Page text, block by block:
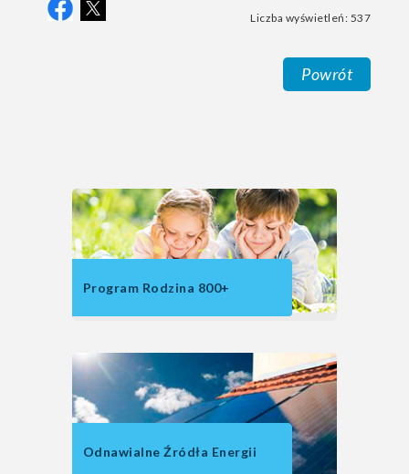
Liczba wyświetleń: 537
Powrót
Program Rodzina 800+
Odnawialne Źródła Energii